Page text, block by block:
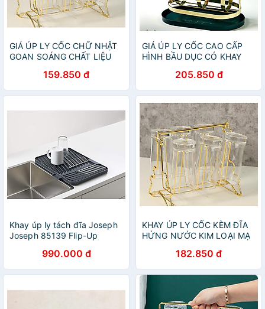
GIÁ ÚP LY CỐC CHỮ NHẬT
GOAN SOÁNG CHẤT LIỆU
159.850 đ
GIÁ ÚP LY CỐC CAO CẤP
HÌNH BẦU DỤC CÓ KHAY
205.850 đ
Khay úp ly tách đĩa Joseph
Joseph 85139 Flip-Up
990.000 đ
KHAY ÚP LY CỐC KÈM ĐĨA
HỨNG NƯỚC KIM LOẠI MẠ
182.850 đ